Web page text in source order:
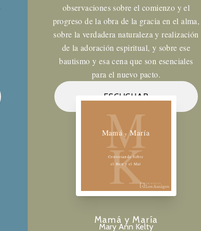
observaciones sobre el comienzo y el
progreso de la obra de la gracia en el alma,
sobre la verdadera naturaleza y realización
de la adoración espiritual, y sobre ese
bautismo y esa cena que son esenciales
para el nuevo pacto.
ESCUCHAR
M
K
Mamáy María
Conversando Sobre
el Bien y el Mal
Mamá y María
Mary Ann Kelty